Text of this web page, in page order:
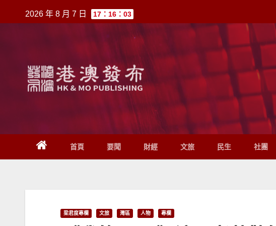
至
2026 年 8 月 7 日 17：16：03
首頁 要聞 財經 文旅 民生 社團
梁君度專欄 文旅 灣區 人物 專欄